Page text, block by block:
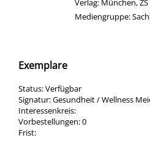
Verlag: München,
Mediengruppe:
Exemplare
Status:Verfügbar
Signatur:Gesundheit / Wellness
Interessenkreis:
Vorbestellungen:0
Frist: